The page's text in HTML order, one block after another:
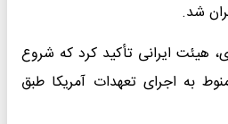
شد.
هیئت ایرانی تأکید کرد که شروع
به اجرای تعهدات آمریکا طبق